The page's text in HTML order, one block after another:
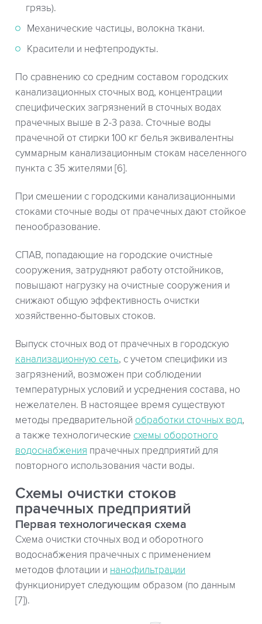
грязь).
Механические частицы, волокна ткани.
Красители и нефтепродукты.
По сравнению со средним составом городских
канализационных сточных вод, концентрации
специфических загрязнений в сточных водах
прачечных выше в 2-3 раза. Сточные воды
прачечной от стирки 100 кг белья эквивалентны
суммарным канализационным стокам населенного
пункта с 35 жителями [6].
При смешении с городскими канализационными
стоками сточные воды от прачечных дают стойкое
пенообразование.
СПАВ, попадающие на городские очистные
сооружения, затрудняют работу отстойников,
повышают нагрузку на очистные сооружения и
снижают общую эффективность очистки
хозяйственно-бытовых стоков.
Выпуск сточных вод от прачечных в городскую
канализационную сеть, с учетом специфики из
загрязнений, возможен при соблюдении
температурных условий и усреднения состава, но
нежелателен. В настоящее время существуют
методы предварительной обработки сточных вод,
а также технологические схемы оборотного
водоснабжения прачечных предприятий для
повторного использования части воды.
Схемы очистки стоков
прачечных предприятий
Первая технологическая схема
Схема очистки сточных вод и оборотного
водоснабжения прачечных с применением
методов флотации и нанофильтрации
функционирует следующим образом (по данным
[7]).